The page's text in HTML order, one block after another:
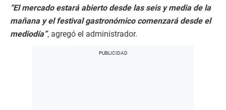
“El mercado estará abierto desde las seis y media de la
mañana y el festival gastronómico comenzará desde el
mediodía”, agregó el administrador.